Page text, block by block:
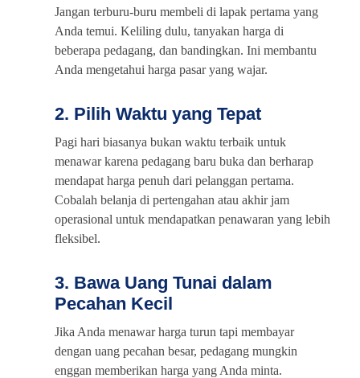
Jangan terburu-buru membeli di lapak pertama yang
Anda temui. Keliling dulu, tanyakan harga di
beberapa pedagang, dan bandingkan. Ini membantu
Anda mengetahui harga pasar yang wajar.
2. Pilih Waktu yang Tepat
Pagi hari biasanya bukan waktu terbaik untuk
menawar karena pedagang baru buka dan berharap
mendapat harga penuh dari pelanggan pertama.
Cobalah belanja di pertengahan atau akhir jam
operasional untuk mendapatkan penawaran yang lebih
fleksibel.
3. Bawa Uang Tunai dalam
Pecahan Kecil
Jika Anda menawar harga turun tapi membayar
dengan uang pecahan besar, pedagang mungkin
enggan memberikan harga yang Anda minta.